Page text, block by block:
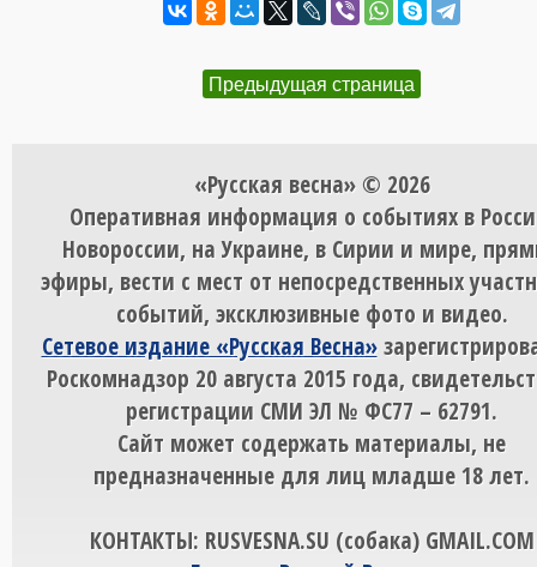
Предыдущая страница
«Русская весна» © 2026
Оперативная информация о событиях в
Новороссии, на Украине, в Сирии и мире,
эфиры, вести с мест от непосредственных
событий, эксклюзивные фото и видео.
Сетевое издание «Русская Весна»
Роскомнадзор 20 августа 2015 года,
регистрации СМИ ЭЛ № ФС77 – 62791.
Сайт может содержать материалы, не
предназначенные для лиц младше 18 лет.
КОНТАКТЫ: RUSVESNA.SU (собака) GMAIL.COM